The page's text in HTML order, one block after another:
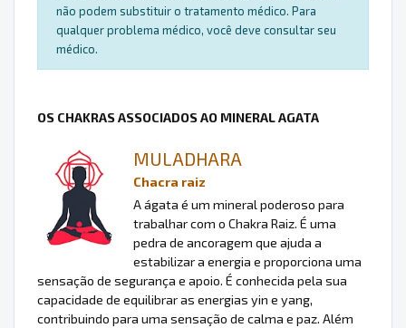
não podem substituir o tratamento médico. Para
qualquer problema médico, você deve consultar seu
médico.
OS CHAKRAS ASSOCIADOS AO MINERAL AGATA
MULADHARA
Chacra raiz
A ágata é um mineral poderoso para
trabalhar com o Chakra Raiz. É uma
pedra de ancoragem que ajuda a
estabilizar a energia e proporciona uma
sensação de segurança e apoio. É conhecida pela sua
capacidade de equilibrar as energias yin e yang,
contribuindo para uma sensação de calma e paz. Além